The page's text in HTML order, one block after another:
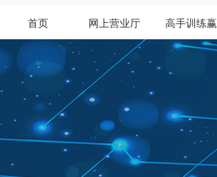
首页 网上营业厅 高手训练赢